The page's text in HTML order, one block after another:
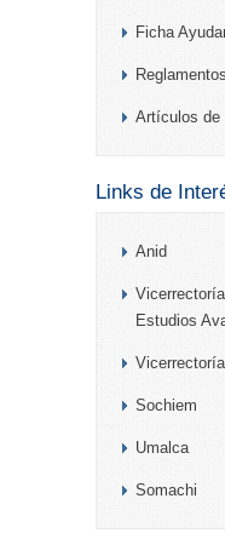
Ficha
Artículos de
Links de
Anid
Estudios
Sochiem
Umalca
Somachi